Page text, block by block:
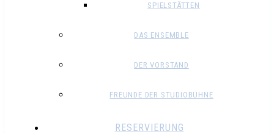
SPIELSTÄTTEN
DAS ENSEMBLE
DER VORSTAND
FREUNDE DER STUDIOBÜHNE
RESERVIERUNG